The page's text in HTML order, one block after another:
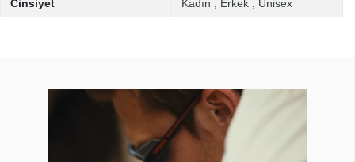
Cinsiyet Kadın Erkek Unisex